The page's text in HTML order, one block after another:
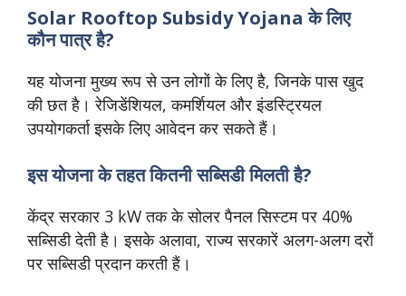
Solar Rooftop Subsidy Yojana के लिए
कौन पात्र है?
यह योजना मुख्य रूप से उन लोगों के लिए है, जिनके पास खुद
की छत है। रेजिडेंशियल, कमर्शियल और इंडस्ट्रियल
उपयोगकर्ता इसके लिए आवेदन कर सकते हैं।
इस योजना के तहत कितनी सब्सिडी मिलती है?
केंद्र सरकार 3 kW तक के सोलर पैनल सिस्टम पर 40%
सब्सिडी देती है। इसके अलावा, राज्य सरकारें अलग-अलग दरों
पर सब्सिडी प्रदान करती हैं।